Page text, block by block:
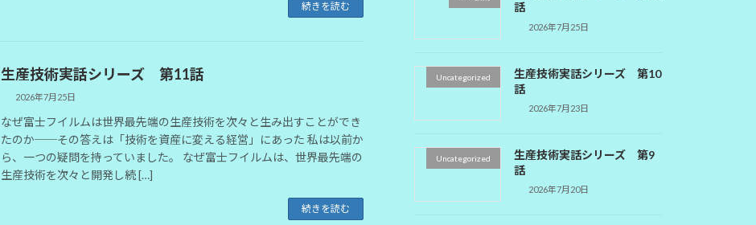
続きを読む
生産技術実話シリーズ 第11話
2026年7月25日
なぜ富士フイルムは世界最先端の生産技術を次々と生み出すことができ
たのか──その答えは「技術を資産に変える経営」にあった 私は以前か
ら、一つの疑問を持っていました。 なぜ富士フイルムは、世界最先端の
生産技術を次々と開発し続 […]
続きを読む
話
2026年7月25日
Uncategorized
生産技術実話シリーズ 第10
話
2026年7月23日
Uncategorized
生産技術実話シリーズ 第9
話
2026年7月20日